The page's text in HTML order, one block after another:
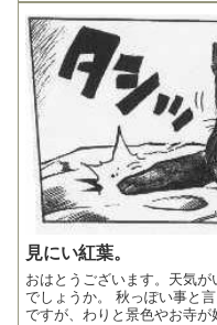
見にい紅葉。
おはとうございます。天気
でしょうか。 秋っぽい事と
ですが、わりと景色やお寺